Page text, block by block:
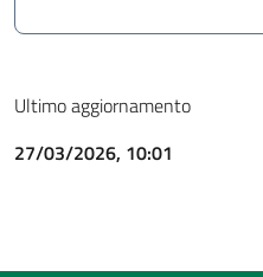
Ultimo aggiornamento
27/03/2026, 10:01